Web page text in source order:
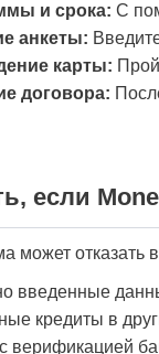
и срока: С
анкеты:
карты:
договора:
если
может отказать
введенные
кредиты в